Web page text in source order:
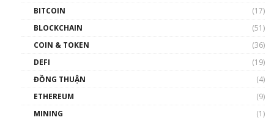
như thể nào?
00:39:31
Phổ cập Blockchain
BITCOIN
(17)
BLOCKCHAIN
(51)
COIN & TOKEN
(36)
DEFI
(19)
ĐỒNG THUẬN
(4)
ETHEREUM
(9)
MINING
(1)